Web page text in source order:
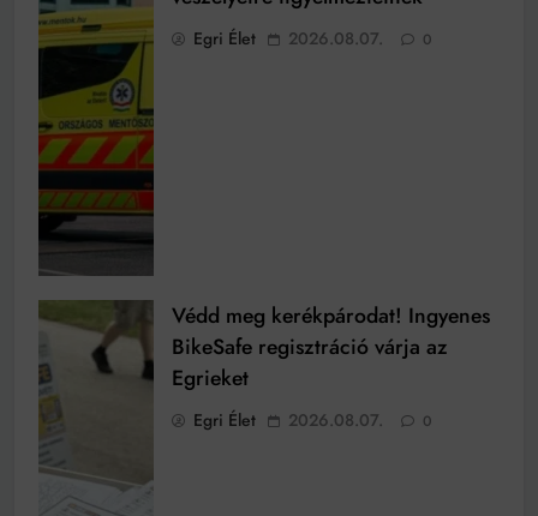
Egri Élet 2026.08.07. 0
Védd meg kerékpárodat! Ingyenes
BikeSafe regisztráció várja az
Egrieket
Egri Élet 2026.08.07. 0